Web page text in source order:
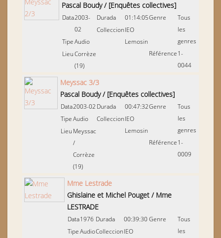
Pascal Boudy/ [Enquêtes collectives]
Data2003-
02
TipeAudio
LieuCorrèze
(19)
Durada
01:14:05
ColleccionIEO
Lemosin
Genre
Tous
les
genres
Référence1-
0044
Meyssac 3/3
Pascal Boudy/ [Enquêtes collectives]
Data2003-02
TipeAudio
Lieu Meyssac
/
Corrèze
(19)
Durada
00:47:32
ColleccionIEO
Lemosin
Genre
Tous
les
genres
Référence1-
0009
Mme Lestrade
Ghislaine et Michel Pouget / Mme
LESTRADE
Data1976
TipeAudio
Durada
00:39:30
ColleccionIEO
Genre
Tous
les